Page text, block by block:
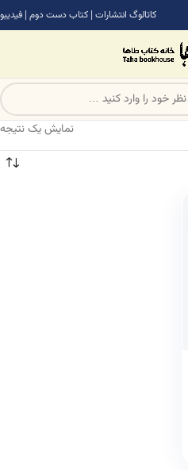
کاتالوگ انتشارات | کتاب دست دوم | فیدیبو
نمایش یک نتیجه